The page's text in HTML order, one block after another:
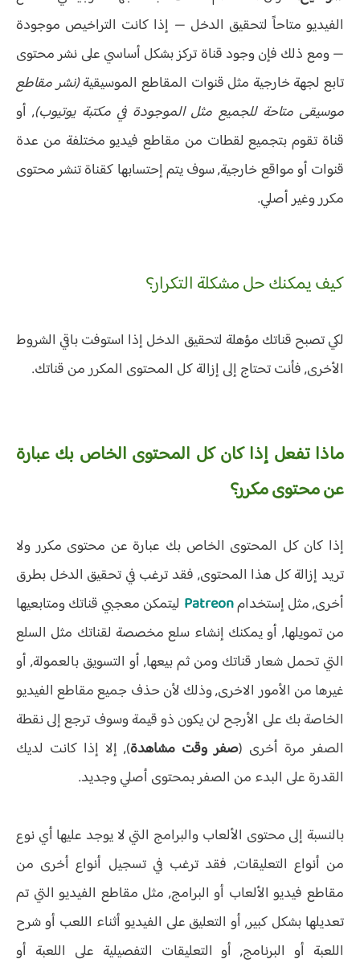
الفيديو متاحاً لتحقيق الدخل — إذا كانت التراخيص موجودة
— ومع ذلك فإن وجود قناة تركز بشكل أساسي على نشر محتوى
تابع لجهة خارجية مثل قنوات المقاطع الموسيقية(نشر مقاطع
موسيقى متاحة للجميع مثل الموجودة في مكتبة يوتيوب), أو
قناة تقوم بتجميع لقطات من مقاطع فيديو مختلفة من عدة
قنوات أو مواقع خارجية, سوف يتم إحتسابها كقناة تنشر محتوى
مكرر وغير أصلي.
كيف يمكنك حل مشكلة التكرار؟
لكي تصبح قناتك مؤهلة لتحقيق الدخل إذا استوفت باقي الشروط
الأخرى, فأنت تحتاج إلى إزالة كل المحتوى المكرر من قناتك.
ماذا تفعل إذا كان كل المحتوى الخاص بك عبارة
عن محتوى مكرر؟
إذا كان كل المحتوى الخاص بك عبارة عن محتوى مكرر ولا
تريد إزالة كل هذا المحتوى, فقد ترغب في تحقيق الدخل بطرق
أخرى, مثل إستخدامPatreon ليتمكن معجبي قناتك ومتابعيها
من تمويلها, أو يمكنك إنشاء سلع مخصصة لقناتك مثل السلع
التي تحمل شعار قناتك ومن ثم بيعها, أو التسويق بالعمولة, أو
غيرها من الأمور الاخرى, وذلك لأن حذف جميع مقاطع الفيديو
الخاصة بك على الأرجح لن يكون ذو قيمة وسوف ترجع إلى نقطة
الصفر مرة أخرى (صفر وقت مشاهدة), إلا إذا كانت لديك
القدرة على البدء من الصفر بمحتوى أصلي وجديد.
بالنسبة إلى محتوى الألعاب والبرامج التي لا يوجد عليها أي نوع
من أنواع التعليقات, فقد ترغب في تسجيل أنواع أخرى من
مقاطع فيديو الألعاب أو البرامج, مثل مقاطع الفيديو التي تم
تعديلها بشكل كبير, أو التعليق على الفيديو أثناء اللعب أو شرح
اللعبة أو البرنامج, أو التعليقات التفصيلية على اللعبة أو